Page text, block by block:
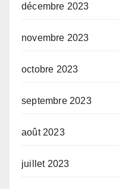
décembre 2023
novembre 2023
octobre 2023
septembre 2023
août 2023
juillet 2023